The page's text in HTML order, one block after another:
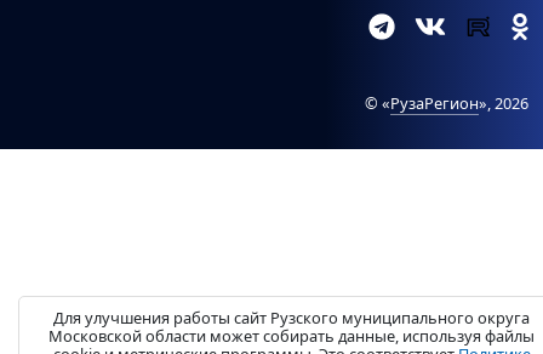
© «РузаРегион», 2026
Для улучшения работы сайт Рузского муниципального округа
Московской области может собирать данные, используя файлы